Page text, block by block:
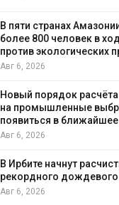
В пяти странах
более 800 человек в
против экологических
Авг 6, 2026
Новый порядок
на промышленные
появиться в
Авг 6, 2026
В Ирбите начнут
рекордного
Авг 6, 2026